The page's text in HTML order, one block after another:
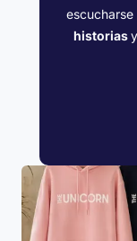
escucharse
historiasy